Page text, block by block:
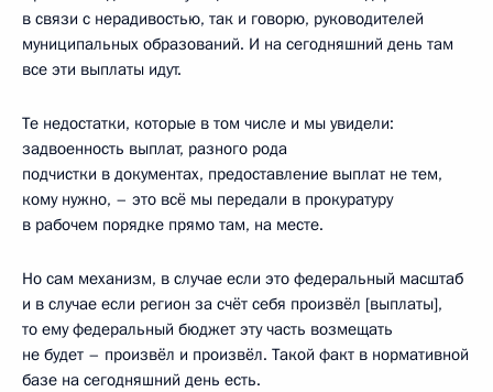
в связи с нерадивостью, так и говорю, руководителей
муниципальных образований. И на сегодняшний день там
все эти выплаты идут.
Те недостатки, которые в том числе и мы увидели:
задвоенность выплат, разного рода
подчистки в документах, предоставление выплат не тем,
кому нужно, – это всё мы передали в прокуратуру
в рабочем порядке прямо там, на месте.
Но сам механизм, в случае если это федеральный масштаб
и в случае если регион за счёт себя произвёл [выплаты],
то ему федеральный бюджет эту часть возмещать
не будет – произвёл и произвёл. Такой факт в нормативной
базе на сегодняшний день есть.